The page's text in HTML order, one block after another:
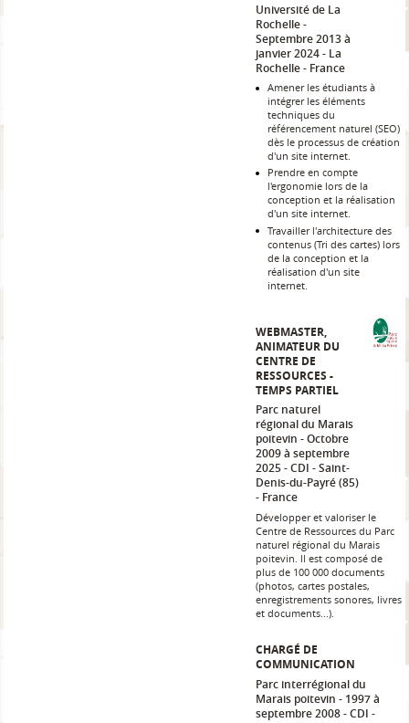
Université de La
Rochelle
Septembre 2013 à
janvier 2024
La
Rochelle
France
Amener les étudiants à
intégrer les éléments
techniques du
référencement naturel (SEO)
dès le processus de création
d'un site internet.
Prendre en compte
l'ergonomie lors de la
conception et la réalisation
d'un site internet.
Travailler l'architecture des
contenus (Tri des cartes) lors
de la conception et la
réalisation d'un site
internet.
WEBMASTER,
ANIMATEUR DU
CENTRE DE
RESSOURCES -
TEMPS PARTIEL
Parc naturel
régional du Marais
poitevin
Octobre
2009 à septembre
2025 CDI
Saint-
Denis-du-Payré (85)
France
Développer et valoriser le
Centre de Ressources du Parc
naturel régional du Marais
poitevin. ll est composé de
plus de 100 000 documents
(photos, cartes postales,
enregistrements sonores, livres
et documents...).
CHARGÉ DE
COMMUNICATION
Parc interrégional du
Marais poitevin
1997 à
septembre 2008 CDI